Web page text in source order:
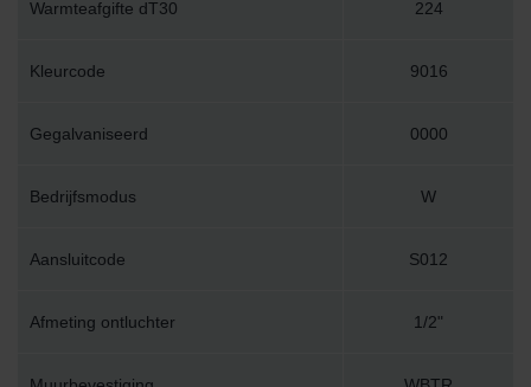
Warmteafgifte dT30 224
Kleurcode 9016
Gegalvaniseerd 0000
Bedrijfsmodus W
Aansluitcode S012
Afmeting ontluchter 1/2"